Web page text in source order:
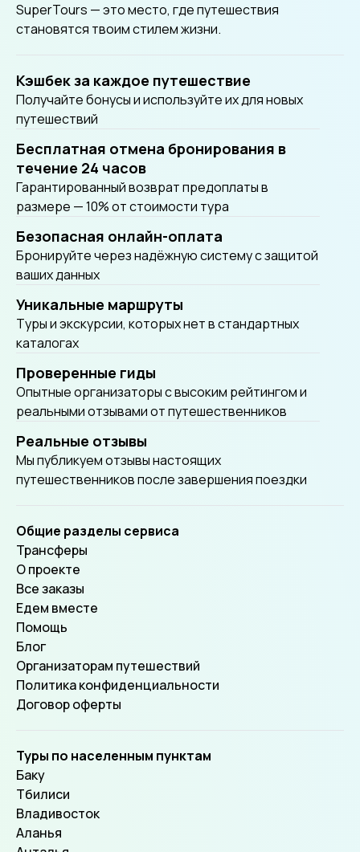
SuperTours — это место, где путешествия
становятся твоим стилем жизни.
Кэшбек за каждое путешествие
Получайте бонусы и используйте их для новых
путешествий
Бесплатная отмена бронирования в
течение 24 часов
Гарантированный возврат предоплаты в
размере — 10% от стоимости тура
Безопасная онлайн-оплата
Бронируйте через надёжную систему с защитой
ваших данных
Уникальные маршруты
Tуры и экскурсии, которых нет в стандартных
каталогах
Проверенные гиды
Опытные организаторы с высоким рейтингом и
реальными отзывами от путешественников
Реальные отзывы
Мы публикуем отзывы настоящих
путешественников после завершения поездки
Общие разделы сервиса
Трансферы
О проекте
Все заказы
Едем вместе
Помощь
Блог
Организаторам путешествий
Политика конфиденциальности
Договор оферты
Туры по населенным пунктам
Баку
Тбилиси
Владивосток
Аланья